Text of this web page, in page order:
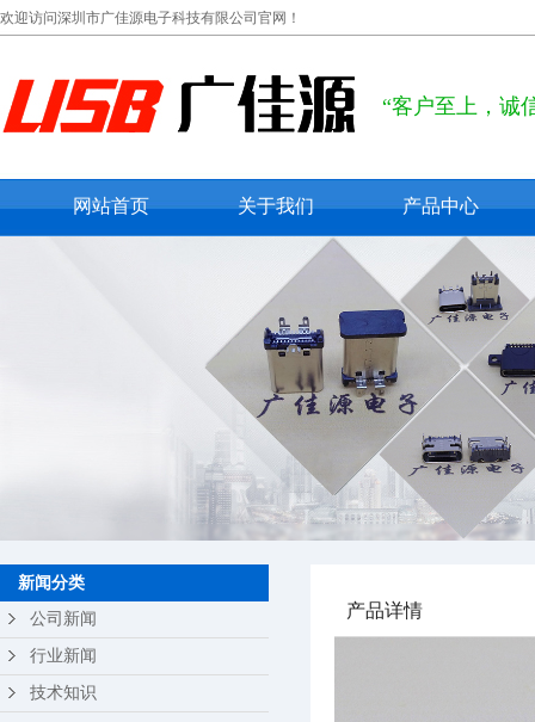
欢迎访问深圳市广佳源电子科技有限公司官网！
“客户至上，诚
网站首页 关于我们
公司概况
联系我们
在线留言
产品中心
usb type c
usb 2.0
usb 3.0
micro usb
mini usb
防水usb接口
轻触开关
新闻分类
公司新闻
行业新闻
技术知识
产品详情